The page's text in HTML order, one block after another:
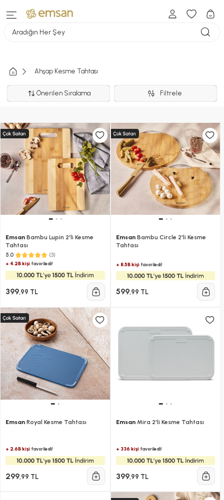
Aradığın Her Şey
Ahşap Kesme Tahtası
Önerilen Sıralama Filtrele
Emsan Bambu Lupin 2'li Kesme
Tahtası
5.0 (3)
+ 4.2B kişi favoriledi!
399,99 TL
EmsanBambu Circle 2'li Kesme
Tahtası
+ 8.5B kişifavoriledi!
599,99 TL
Emsan Royal Kesme Tahtası
+ 2.6B kişi favoriledi!
299,99 TL
EmsanMira 2'li Kesme Tahtası
+ 336 kişifavoriledi!
399,99 TL